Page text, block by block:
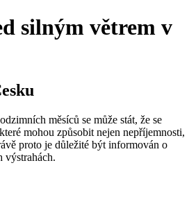
silným větrem v
měsíců se může stát, že se
mohou způsobit nejen nepříjemnosti,
proto je důležité být informován o
výstrahách.